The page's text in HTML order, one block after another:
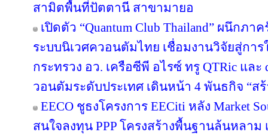
สามิตพื้นที่ปัตตานี สาขามายอ
เปิดตัว “Quantum Club Thailand” ผนึกภ
ระบบนิเวศควอนตัมไทย เชื่อมงานวิจัยสู่กา
กระทรวง อว. เครือซีพี อไรซ์ ทรู QTRic แล
วอนตัมระดับประเทศ เดินหน้า 4 พันธกิจ “สร้
EECO ชูธงโครงการ EECiti หลัง Market
สนใจลงทุน PPP โครงสร้างพื้นฐานล้นหลา